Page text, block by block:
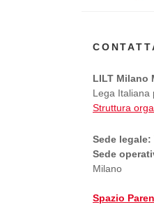
LILT Milano
Lega Italiana
Struttura
Sede legale:
Sede
Milano
Spazio